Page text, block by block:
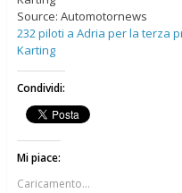
Source: Automotornews
232 piloti a Adria per la terza
Karting
Condividi:
Mi piace:
Caricamento...